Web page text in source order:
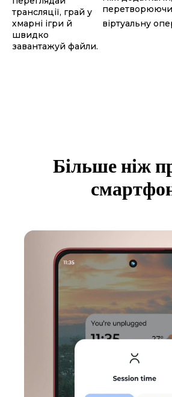
трансляції, грай у
хмарні ігри й
швидко
завантажуй файли.
віртуальну
Більше ніж